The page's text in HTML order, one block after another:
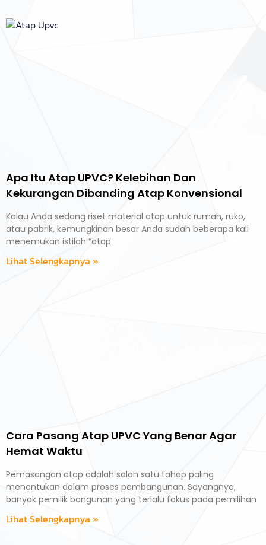
Apa Itu Atap UPVC? Kelebihan Dan
Kekurangan Dibanding Atap Konvensional
Kalau Anda sedang riset material atap untuk rumah, ruko,
atau pabrik, kemungkinan besar Anda sudah beberapa kali
menemukan istilah “atap
Lihat Selengkapnya »
Cara Pasang Atap UPVC Yang Benar Agar
Hemat Waktu
Pemasangan atap adalah salah satu tahap paling
menentukan dalam proses pembangunan. Sayangnya,
banyak pemilik bangunan yang terlalu fokus pada pemilihan
Lihat Selengkapnya »